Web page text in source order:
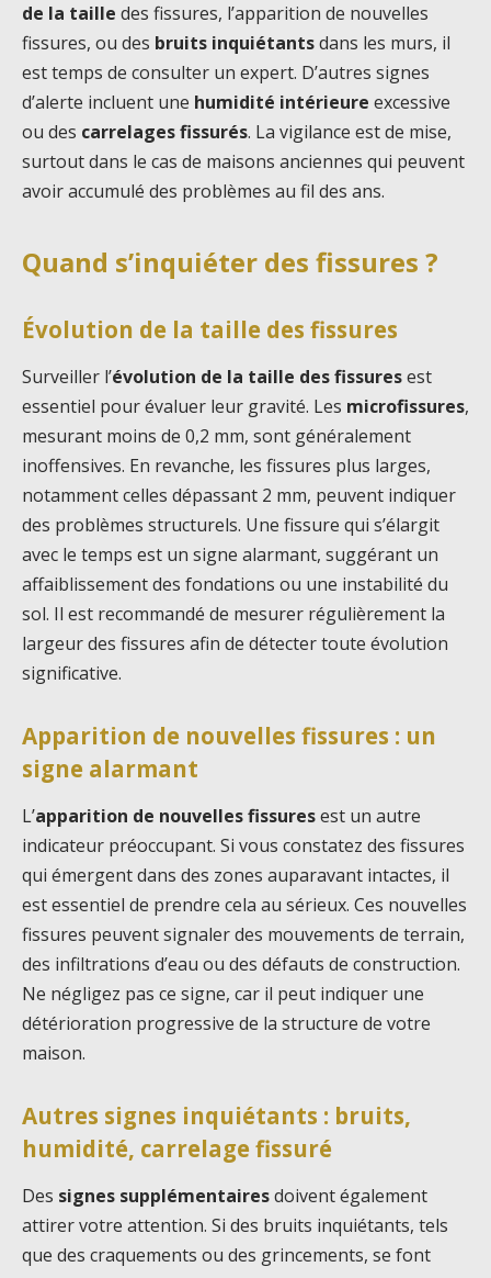
de la taille des fissures, l’apparition de nouvelles
fissures, ou des bruits inquiétantsdans les murs, il
est temps de consulter un expert. D’autres signes
d’alerte incluent une humidité intérieure excessive
ou des carrelages fissurés. La vigilance est de mise,
surtout dans le cas de maisons anciennes qui peuvent
avoir accumulé des problèmes au fil des ans.
Quand s’inquiéter des fissures ?
Évolution de la taille des fissures
Surveiller l’évolution de la taille des fissuresest
essentiel pour évaluer leur gravité. Les microfissures,
mesurant moins de 0,2 mm, sont généralement
inoffensives. En revanche, les fissures plus larges,
notamment celles dépassant 2 mm, peuvent indiquer
des problèmes structurels. Une fissure qui s’élargit
avec le temps est un signe alarmant, suggérant un
affaiblissement des fondations ou une instabilité du
sol. Il est recommandé de mesurer régulièrement la
largeur des fissures afin de détecter toute évolution
significative.
Apparition de nouvelles fissures : un
signe alarmant
L’apparition de nouvelles fissuresest un autre
indicateur préoccupant. Si vous constatez des fissures
qui émergent dans des zones auparavant intactes, il
est essentiel de prendre cela au sérieux. Ces nouvelles
fissures peuvent signaler des mouvements de terrain,
des infiltrations d’eau ou des défauts de construction.
Ne négligez pas ce signe, car il peut indiquer une
détérioration progressive de la structure de votre
maison.
Autres signes inquiétants : bruits,
humidité, carrelage fissuré
Des signes supplémentairesdoivent également
attirer votre attention. Si des bruits inquiétants, tels
que des craquements ou des grincements, se font